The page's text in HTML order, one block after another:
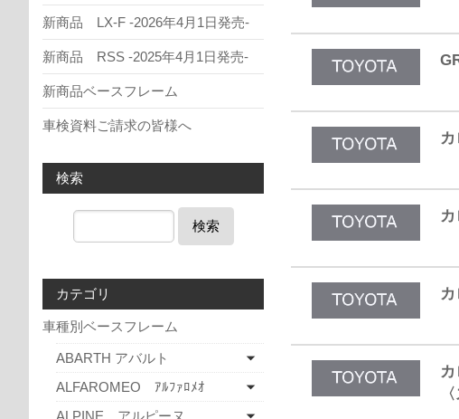
新商品 LX-F -2026年4月1日発売-
新商品 RSS -2025年4月1日発売-
新商品ベースフレーム
車検資料ご請求の皆様へ
検索
検索
カテゴリ
車種別ベースフレーム
ABARTH アバルト
ALFAROMEO ｱﾙﾌｧﾛﾒｵ
ALPINE アルピーヌ